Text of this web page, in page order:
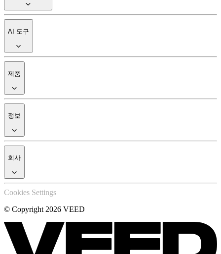
AI 도구
제품
정보
회사
Cookies Settings
© Copyright 2026 VEED